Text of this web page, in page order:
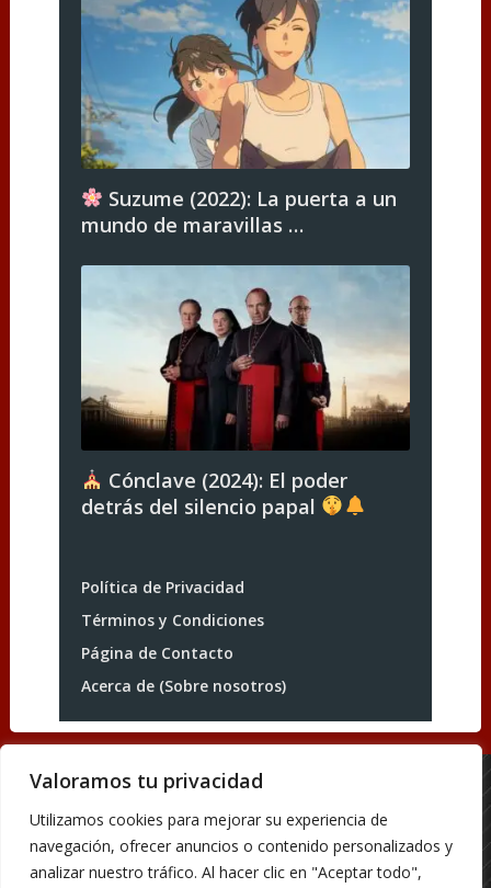
Valoramos tu privacidad
Utilizamos cookies para mejorar su experiencia de
navegación, ofrecer anuncios o contenido personalizados y
analizar nuestro tráfico. Al hacer clic en "Aceptar todo",
Suzume (2022): La puerta a un
mundo de maravillas …
Cónclave (2024): El poder
detrás del silencio papal
Política de Privacidad
Términos y Condiciones
Página de Contacto
Acerca de (Sobre nosotros)
Página de Contacto
Política de Privacidad